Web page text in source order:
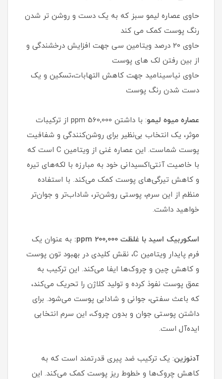
حاوی عصاره لیمو سبز که به یک دست و روشن تر شدن
رنگ پوست کمک می کند
حاوی 20 درصد ویتامین سی جهت افزایش درخشندگی و
از بین رفتن لک های پوست
حاوی نیاسینامید جهت کاهش التهابات،تسکین و یک
دست شدن رنگ پوست
عصاره میوه لیمو
: با داشتن 560,000 ppm از ترکیبات
موثر، یک انتخاب بی‌نظیر برای روشن‌کنندگی و شفافیت
پوست شماست. این عصاره غنی از ویتامین C است که
با خاصیت آنتی‌اکسیدانی خود به مبارزه با لکه‌های تیره
و کاهش تیرگی‌های پوست کمک می‌کند. با استفاده
منظم از این سرم، پوستی روشن‌تر، شاداب‌تر و جوان‌تر
خواهید داشت.
اسکوربیک اسید با غلظت 200,000 ppm:
به عنوان یک
فرم پایدار ویتامین C، نقش کلیدی در بهبود تون پوست
و کاهش چین و چروک‌ها ایفا می‌کند. این ترکیب به
عمق پوست نفوذ کرده و تولید کلاژن را تحریک می‌کند،
که باعث سفتی، جوانی و شادابی پوست می‌شود. برای
داشتن پوستی جوان و بدون چروک، این سرم انتخابی
ایده‌آل است.
آدنوزین: یک ترکیب ضد پیری قدرتمند است که به
کاهش چروک‌ها و خطوط ریز پوست کمک می‌کند. این